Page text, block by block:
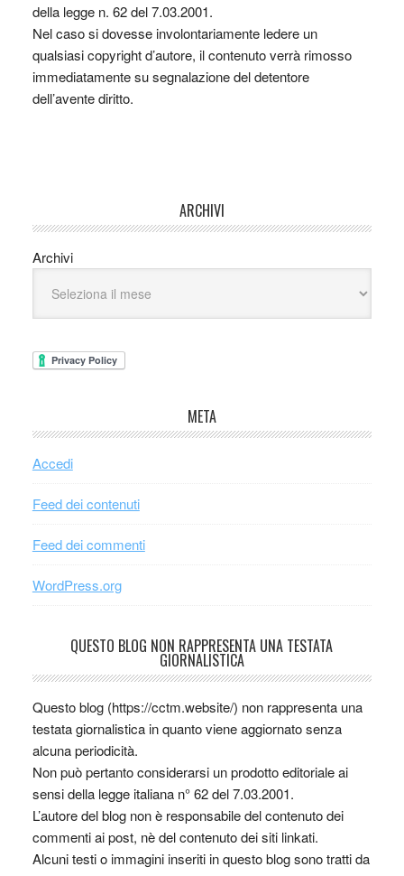
della legge n. 62 del 7.03.2001.
Nel caso si dovesse involontariamente ledere un
qualsiasi copyright d’autore, il contenuto verrà rimosso
immediatamente su segnalazione del detentore
dell’avente diritto.
ARCHIVI
Archivi
META
Accedi
Feed dei contenuti
Feed dei commenti
WordPress.org
QUESTO BLOG NON RAPPRESENTA UNA TESTATA
GIORNALISTICA
Questo blog (https://cctm.website/) non rappresenta una
testata giornalistica in quanto viene aggiornato senza
alcuna periodicità.
Non può pertanto considerarsi un prodotto editoriale ai
sensi della legge italiana n° 62 del 7.03.2001.
L’autore del blog non è responsabile del contenuto dei
commenti ai post, nè del contenuto dei siti linkati.
Alcuni testi o immagini inseriti in questo blog sono tratti da